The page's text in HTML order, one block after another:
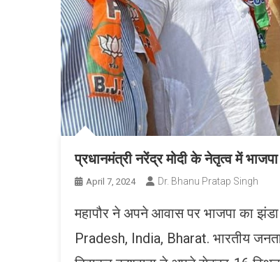
प्रधानमंत्री नरेंद्र मोदी के नेतृत्व में भाजपा
April 7, 2024 Dr. Bhanu Pratap Singh
महापौर ने अपने आवास पर भाजपा का
Pradesh, India, Bharat. भारतीय